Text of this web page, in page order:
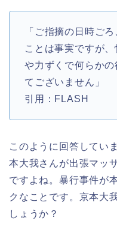
「ご指摘の日時ご
ことは事実ですが
や力ずくで何らか
てございません」
引用：FLASH
このように回答してい
本大我さんが出張マッ
ですよね。暴行事件が
クなことです。京本大
しょうか？